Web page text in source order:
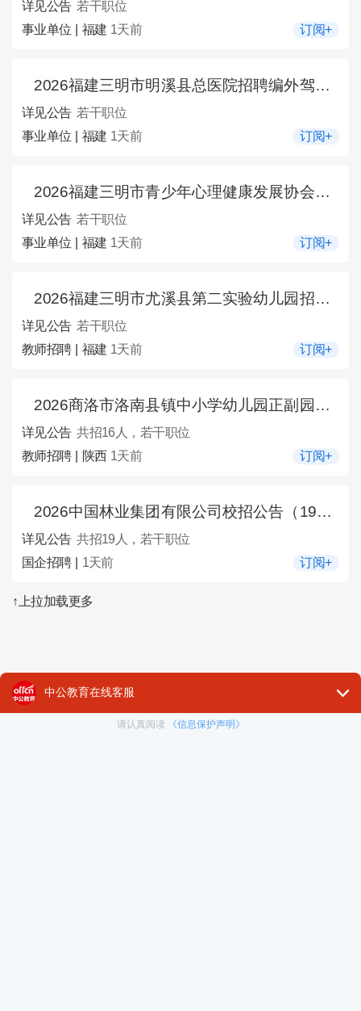
详见公告 若干职位
事业单位 | 福建 1天前 订阅+
2026福建三明市明溪县总医院招聘编外驾驶员1人公告
详见公告 若干职位
事业单位 | 福建 1天前 订阅+
2026福建三明市青少年心理健康发展协会招募负责人5人公告
详见公告 若干职位
事业单位 | 福建 1天前 订阅+
2026福建三明市尤溪县第二实验幼儿园招聘教师若干人公告
详见公告 若干职位
教师招聘 | 福建 1天前 订阅+
2026商洛市洛南县镇中小学幼儿园正副园长竞聘公告（16人）
详见公告 共招16人，若干职位
教师招聘 | 陕西 1天前 订阅+
2026中国林业集团有限公司校招公告（19人）
详见公告 共招19人，若干职位
国企招聘 | 1天前 订阅+
↑上拉加载更多